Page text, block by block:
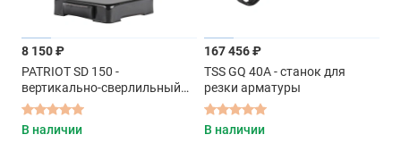
8 150 ₽
PATRIOT SD 150 -
вертикально-сверлильный
станок
В наличии
167 456 ₽
TSS GQ 40A - станок для
резки арматуры
В наличии